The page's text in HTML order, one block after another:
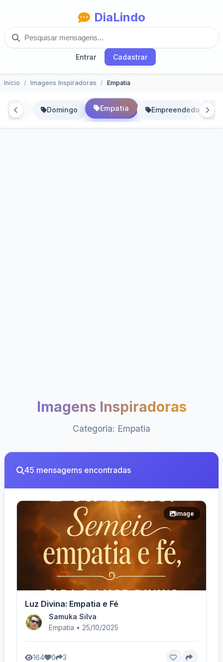
DiaLindo
Entrar Cadastrar
Início Imagens Inspiradoras Empatia
Domingo Empatia Empreendedorismo
Imagens Inspiradoras
Categoria: Empatia
45 mensagems encontradas
image
Luz Divina: Empatia e Fé
Samuka Silva
Empatia • 25/10/2025
164 0 3